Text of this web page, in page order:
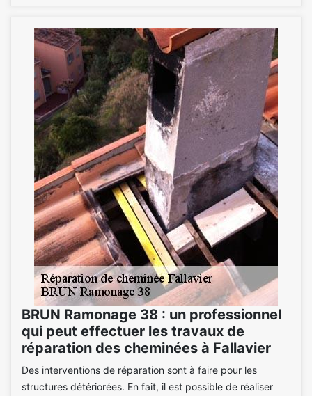
BRUN Ramonage 38 : un professionnel
qui peut effectuer les travaux de
réparation des cheminées à Fallavier
Des interventions de réparation sont à faire pour les
structures détériorées. En fait, il est possible de réaliser